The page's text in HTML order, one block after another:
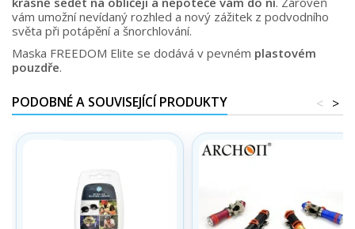
vám umožní nevídaný rozhled a nový zážitek z podvodního
světa při potápění a šnorchlování.
Maska FREEDOM Elite se dodává v pevném plastovém
pouzdře.
PODOBNÉ A SOUVISEJÍCÍ PRODUKTY >
<